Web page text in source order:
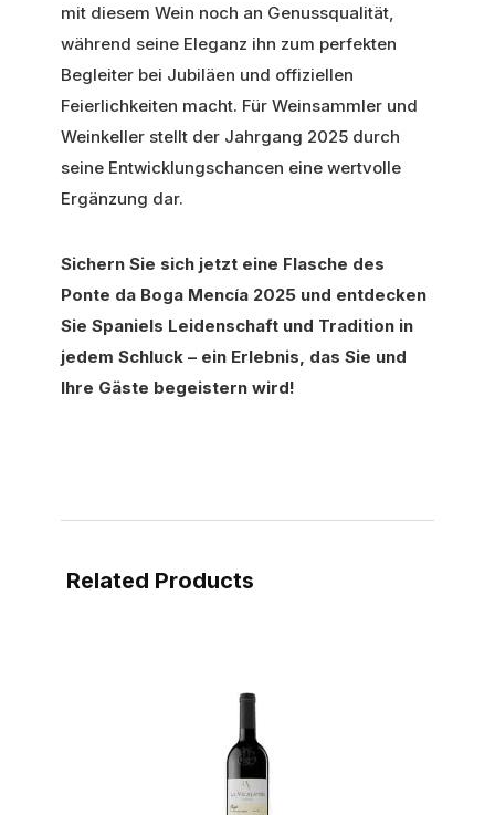
mit diesem Wein noch an Genussqualität,
während seine Eleganz ihn zum perfekten
Begleiter bei Jubiläen und offiziellen
Feierlichkeiten macht. Für Weinsammler und
Weinkeller stellt der Jahrgang 2025 durch
seine Entwicklungschancen eine wertvolle
Ergänzung dar.
Sichern Sie sich jetzt eine Flasche des
Ponte da Boga Mencía 2025 und entdecken
Sie Spaniels Leidenschaft und Tradition in
jedem Schluck – ein Erlebnis, das Sie und
Ihre Gäste begeistern wird!
Related Products